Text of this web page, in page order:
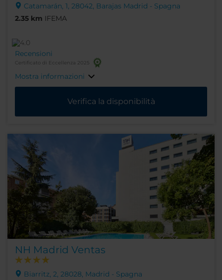
Catamarán, 1, 28042, Barajas Madrid - Spagna
2.35 km IFEMA
Recensioni
Certificato di Eccellenza 2025
Mostra informazioni
Verifica la disponibilità
NH Madrid Ventas
Biarritz, 2, 28028, Madrid - Spagna